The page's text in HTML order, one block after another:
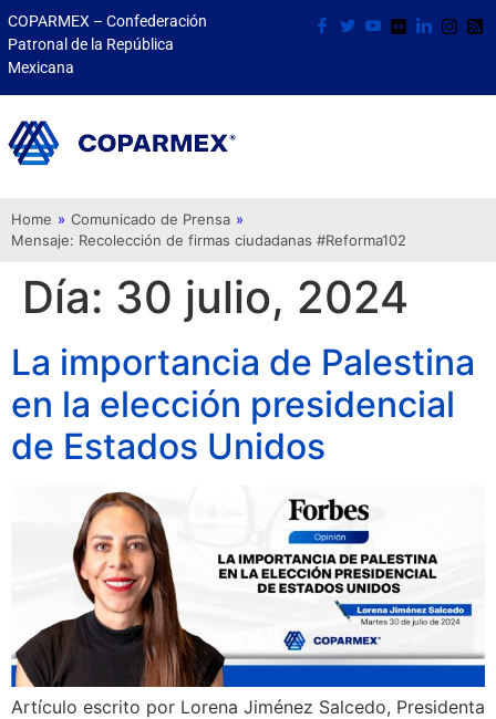
COPARMEX – Confederación
Patronal de la República
Mexicana
Home » Comunicado de Prensa »
Mensaje: Recolección de firmas ciudadanas #Reforma102
Día: 30 julio, 2024
La importancia de Palestina
en la elección presidencial
de Estados Unidos
Artículo escrito por Lorena Jiménez Salcedo, Presidenta